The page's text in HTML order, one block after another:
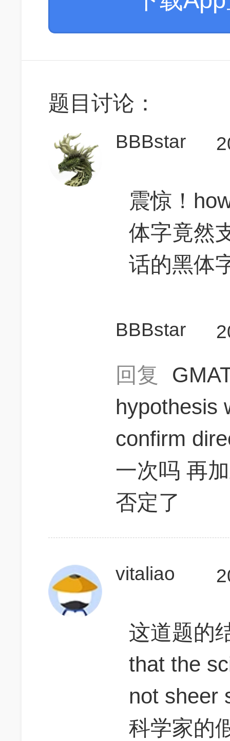
题目讨论：
BBBstar
震惊！
体字竟然
话的黑体
BBBstar
回复
hypothesis
confirm
一次吗 再
否定了
vitaliao
这道题的
that the
not sheer
科学家的